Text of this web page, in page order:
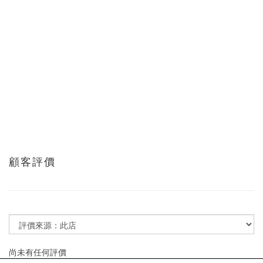
顧客評價
尚未有任何評價